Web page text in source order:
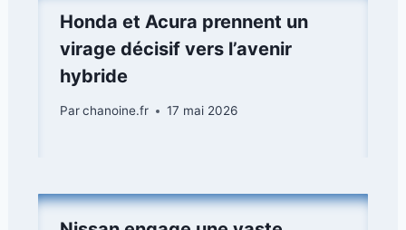
Honda et Acura prennent un
virage décisif vers l’avenir
hybride
Parchanoine.fr 17 mai 2026